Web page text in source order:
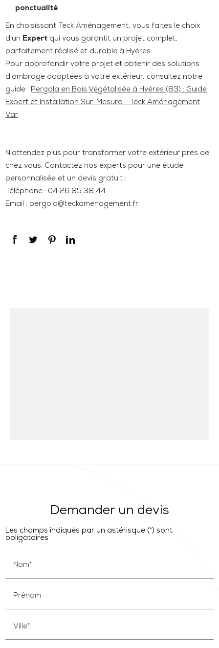
ponctualité.
En choisissant Teck Aménagement, vous faites le choix
d'un Expert qui vous garantit un projet complet,
parfaitement réalisé et durable à Hyères.
Pour approfondir votre projet et obtenir des solutions
d'ombrage adaptées à votre extérieur, consultez notre
guide : Pergola en Bois Végétalisée à Hyères (83) : Guide
Expert et Installation Sur-Mesure - Teck Aménagement
Var.
N'attendez plus pour transformer votre extérieur près de
chez vous. Contactez nos experts pour une étude
personnalisée et un devis gratuit :
Téléphone : 04 26 85 38 44
Email : pergola@teckamenagement.fr
Demander un devis
Les champs indiqués par un astérisque (*) sont
obligatoires
Nom*
Prénom
Ville*